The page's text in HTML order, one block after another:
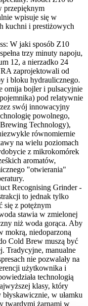
przepięknym
wpisuje się w
kuchni i prestiżowych
W jaki sposób Z10
trzy minuty napoju,
12, a nierzadko 24
zaprojektowali od
i bloku hydraulicznego.
omija bojler i pulsacyjnie
pod relatywnie
swój innowacyjny
powolnego,
Technology),
równomiernie
na wielu poziomach
z mikrokomórek
aromatów,
"otwierania"
Recognising Grinder -
to jednak tylko
się z potężnym
stawia w zmielonej
niż woda gorąca. Aby
mokrą, niedoparzoną
Cold Brew muszą być
Tradycyjne, manualne
nie pozwalały na
użytkownika i
technologią
klasy, który
w ułamku
twardymi żarnami w